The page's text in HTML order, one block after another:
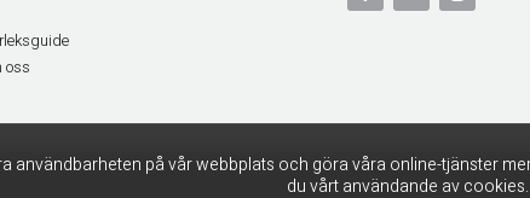
användbarheten på vår webbplats och göra våra online-tjänster
du vårt användande av cookies.
oss